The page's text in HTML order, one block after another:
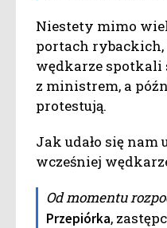
Niestety mimo
portach rybackich,
wędkarze spotkali
z ministrem, a
protestują.
Jak udało się
wcześniej
Od momentu
Przepiórka,